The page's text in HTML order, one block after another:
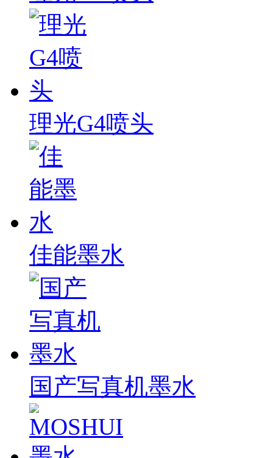
理光G4喷头
佳能墨水
国产写真机墨水